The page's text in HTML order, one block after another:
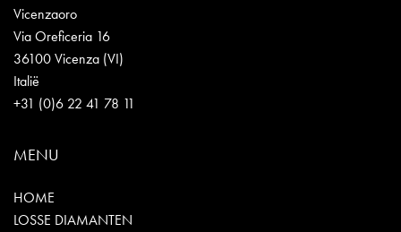
Vicenzaoro
Via Oreficeria 16
36100 Vicenza (VI)
Italië
+31 (0)6 22 41 78 11
MENU
HOME
LOSSE DIAMANTEN